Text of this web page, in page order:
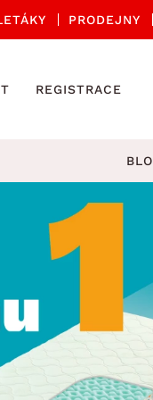
PRODEJNY
REGISTRACE
DROBNÉ BYTOVÉ
Kuchyňské příslušenství
Zahradní doplňky